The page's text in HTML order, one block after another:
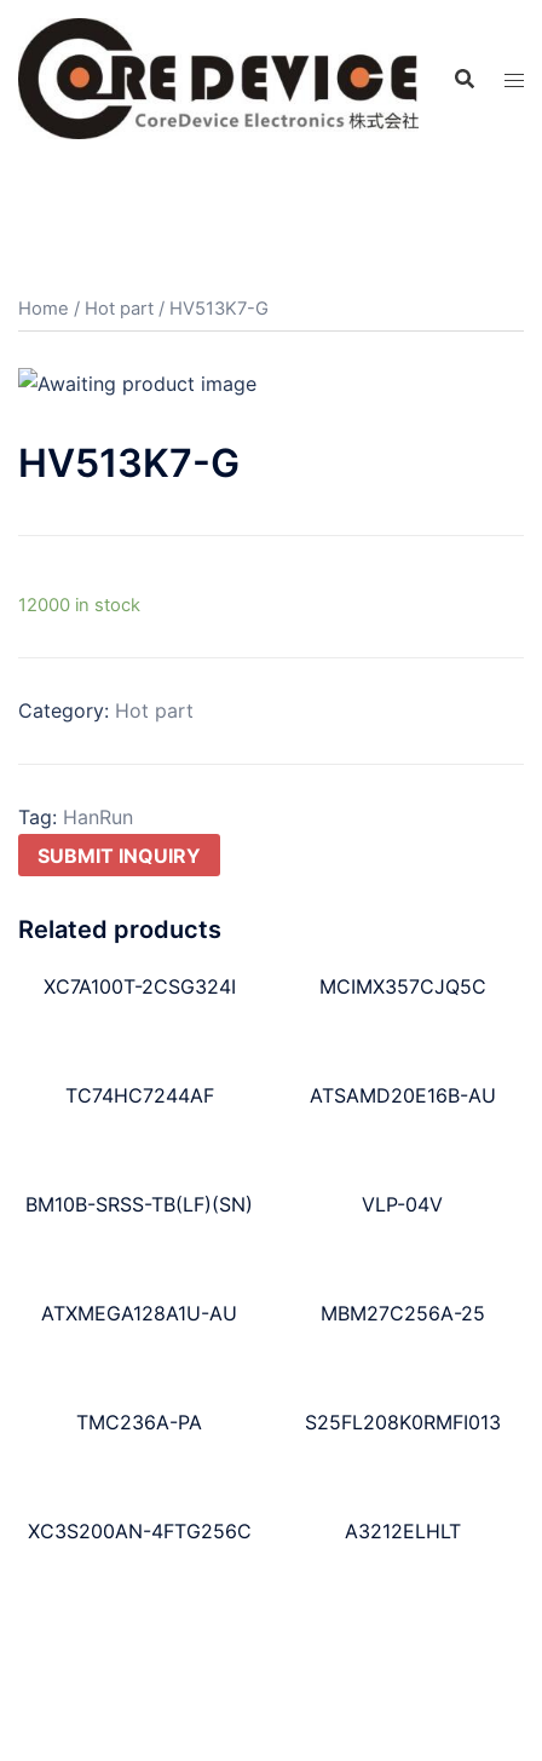
Home / Hot part / HV513K7-G
HV513K7-G
12000 in stock
Category: Hot part
Tag: HanRun
SUBMIT INQUIRY
Related products
XC7A100T-2CSG324I MCIMX357CJQ5C
TC74HC7244AF ATSAMD20E16B-AU
BM10B-SRSS-TB(LF)(SN) VLP-04V
ATXMEGA128A1U-AU MBM27C256A-25
TMC236A-PA S25FL208K0RMFI013
XC3S200AN-4FTG256C A3212ELHLT